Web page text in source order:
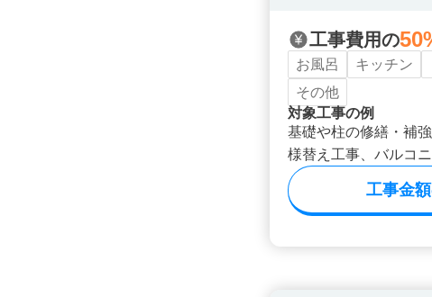
工事費用の
お風呂
キッチン
その他
対象工事の例
基礎や柱の修繕・補
様替え工事、バルコ
工事金